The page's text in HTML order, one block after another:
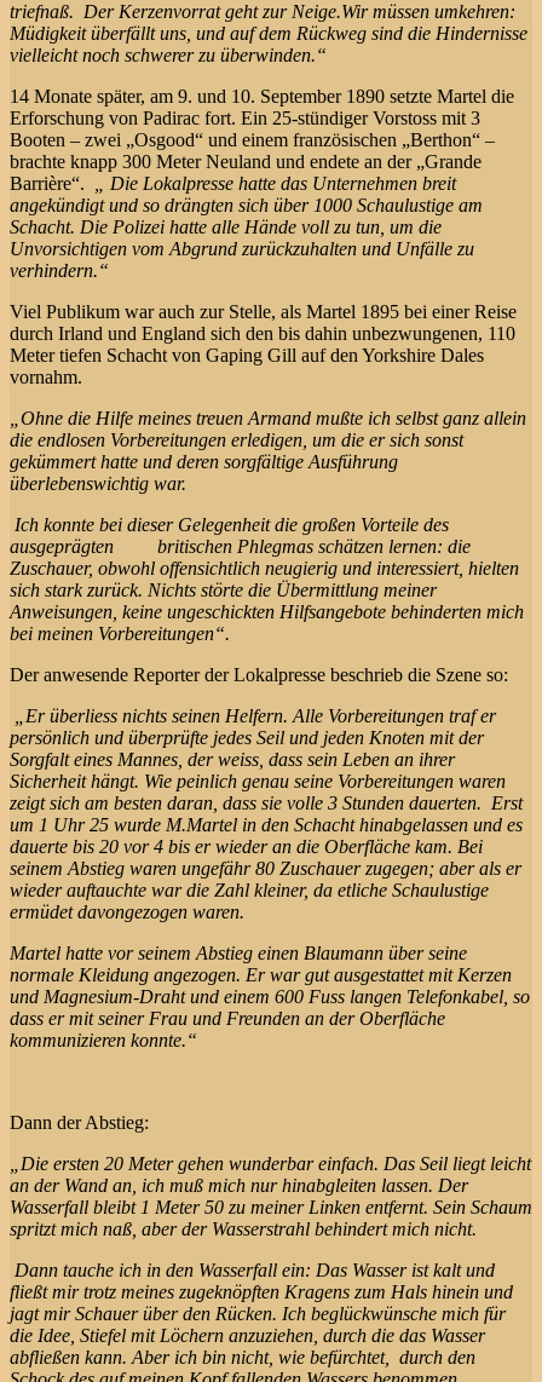
triefnaß. Der Kerzenvorrat geht zur Neige.Wir müssen umkehren:
Müdigkeit überfällt uns, und auf dem Rückweg sind die Hindernisse
vielleicht noch schwerer zu überwinden.“
14 Monate später, am 9. und 10. September 1890 setzte Martel die
Erforschung von Padirac fort. Ein 25-stündiger Vorstoss mit 3
Booten – zwei „Osgood“ und einem französischen „Berthon“ –
brachte knapp 300 Meter Neuland und endete an der „Grande
Barrière“.
„ Die Lokalpresse hatte das Unternehmen breit
angekündigt und so drängten sich über 1000 Schaulustige am
Schacht. Die Polizei hatte alle Hände voll zu tun, um die
Unvorsichtigen vom Abgrund zurückzuhalten und Unfälle zu
verhindern.“
Viel Publikum war auch zur Stelle, als Martel 1895 bei einer Reise
durch Irland und England sich den bis dahin unbezwungenen, 110
Meter tiefen Schacht von Gaping Gill auf den Yorkshire Dales
vornahm.
„Ohne die Hilfe meines treuen Armand mußte ich selbst ganz allein
die endlosen Vorbereitungen erledigen, um die er sich sonst
gekümmert hatte und deren sorgfältige Ausführung
überlebenswichtig war.
Ich konnte bei dieser Gelegenheit die großen Vorteile des
ausgeprägten britischen Phlegmas schätzen lernen: die
Zuschauer, obwohl offensichtlich neugierig und interessiert, hielten
sich stark zurück. Nichts störte die Übermittlung meiner
Anweisungen, keine ungeschickten Hilfsangebote behinderten mich
bei meinen Vorbereitungen“.
Der anwesende Reporter der Lokalpresse beschrieb die Szene so:
„Er überliess nichts seinen Helfern. Alle Vorbereitungen traf er
persönlich und überprüfte jedes Seil und jeden Knoten mit der
Sorgfalt eines Mannes, der weiss, dass sein Leben an ihrer
Sicherheit hängt. Wie peinlich genau seine Vorbereitungen waren
zeigt sich am besten daran, dass sie volle 3 Stunden dauerten. Erst
um 1 Uhr 25 wurde M.Martel in den Schacht hinabgelassen und es
dauerte bis 20 vor 4 bis er wieder an die Oberfläche kam. Bei
seinem Abstieg waren ungefähr 80 Zuschauer zugegen; aber als er
wieder auftauchte war die Zahl kleiner, da etliche Schaulustige
ermüdet davongezogen waren.
Martel hatte vor seinem Abstieg einen Blaumann über seine
normale Kleidung angezogen. Er war gut ausgestattet mit Kerzen
und Magnesium-Draht und einem 600 Fuss langen Telefonkabel, so
dass er mit seiner Frau und Freunden an der Oberfläche
kommunizieren konnte.“
Dann der Abstieg:
„Die ersten 20 Meter gehen wunderbar einfach. Das Seil liegt leicht
an der Wand an, ich muß mich nur hinabgleiten lassen. Der
Wasserfall bleibt 1 Meter 50 zu meiner Linken entfernt. Sein Schaum
spritzt mich naß, aber der Wasserstrahl behindert mich nicht.
Dann tauche ich in den Wasserfall ein: Das Wasser ist kalt und
fließt mir trotz meines zugeknöpften Kragens zum Hals hinein und
jagt mir Schauer über den Rücken. Ich beglückwünsche mich für
die Idee, Stiefel mit Löchern anzuziehen, durch die das Wasser
abfließen kann. Aber ich bin nicht, wie befürchtet, durch den